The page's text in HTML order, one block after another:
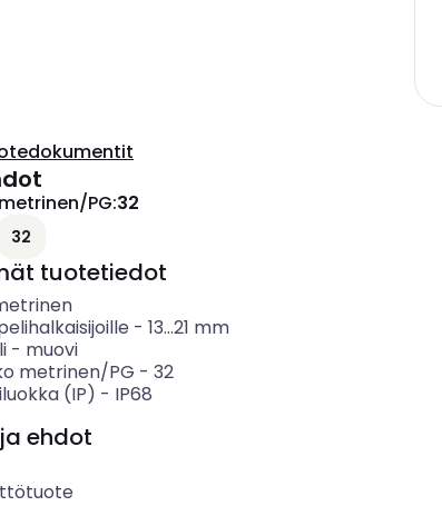
PG:32
32
tuotetiedot
- 13...21 mm
- muovi
metrinen/PG - 32
(IP) - IP68
ehdot